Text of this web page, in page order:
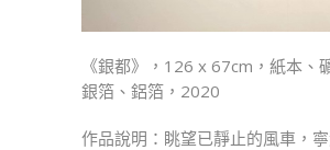
《銀都》，126 x 67cm，紙本、
銀箔、鋁箔，2020
作品說明：眺望已靜止的風車，寧